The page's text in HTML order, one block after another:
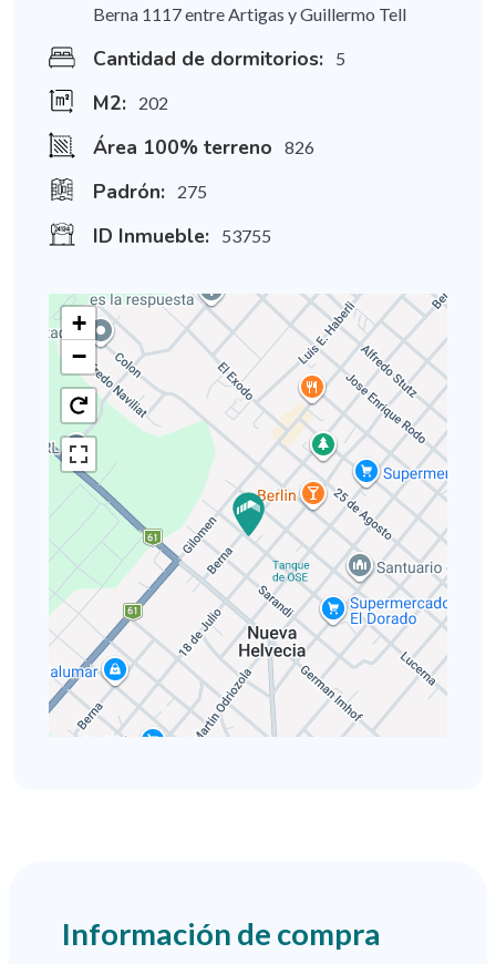
Berna 1117 entre Artigas y Guillermo Tell
Cantidad de dormitorios: 5
M2: 202
Área 100% terreno 826
Padrón: 275
ID Inmueble: 53755
+
−
Información de compra